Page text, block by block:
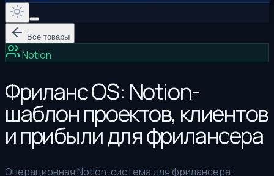
Все товары
Notion
Фриланс OS: Notion-
шаблон проектов, клиентов
и прибыли для фрилансера
Операционная Notion-система для фрилансера: